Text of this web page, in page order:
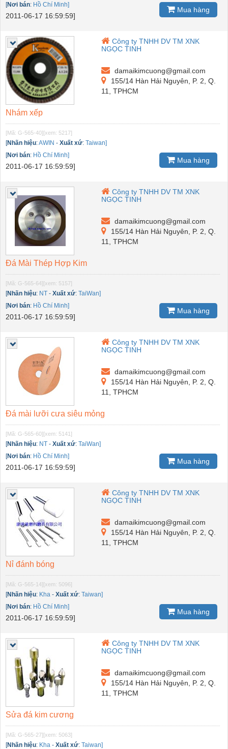
[Nơi bán: Hồ Chí Minh]
2011-06-17 16:59:59]
Mua hàng
Công ty TNHH DV TM XNK
NGỌC TINH
damaikimcuong@gmail.com
155/14 Hàn Hải Nguyên, P. 2, Q.
11, TPHCM
Nhám xếp
[Mã: G-565-40][xem: 5217]
[Nhãn hiệu:AWIN - Xuất xứ: Taiwan]
[Nơi bán: Hồ Chí Minh]
2011-06-17 16:59:59]
Mua hàng
Công ty TNHH DV TM XNK
NGỌC TINH
damaikimcuong@gmail.com
155/14 Hàn Hải Nguyên, P. 2, Q.
11, TPHCM
Đá Mài Thép Hợp Kim
[Mã: G-565-64][xem: 5157]
[Nhãn hiệu: NT - Xuất xứ: TaiWan]
[Nơi bán: Hồ Chí Minh]
2011-06-17 16:59:59]
Mua hàng
Công ty TNHH DV TM XNK
NGỌC TINH
damaikimcuong@gmail.com
155/14 Hàn Hải Nguyên, P. 2, Q.
11, TPHCM
Đá mài lưỡi cưa siêu mỏng
[Mã: G-565-60][xem: 5141]
[Nhãn hiệu: NT - Xuất xứ: TaiWan]
[Nơi bán: Hồ Chí Minh]
2011-06-17 16:59:59]
Mua hàng
Công ty TNHH DV TM XNK
NGỌC TINH
damaikimcuong@gmail.com
155/14 Hàn Hải Nguyên, P. 2, Q.
11, TPHCM
Nỉ đánh bóng
[Mã: G-565-14][xem: 5096]
[Nhãn hiệu: Kha - Xuất xứ: Taiwan]
[Nơi bán: Hồ Chí Minh]
2011-06-17 16:59:59]
Mua hàng
Công ty TNHH DV TM XNK
NGỌC TINH
damaikimcuong@gmail.com
155/14 Hàn Hải Nguyên, P. 2, Q.
11, TPHCM
Sửa đá kim cương
[Mã: G-565-27][xem: 5063]
[Nhãn hiệu: Kha - Xuất xứ: Taiwan]